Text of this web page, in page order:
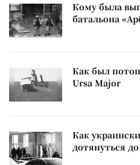
Кому была
батальона
Как был
Ursa Major
Как
дотянуться